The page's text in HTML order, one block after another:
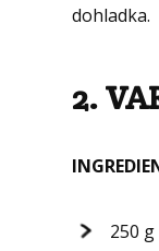
dohladka.
2.
250